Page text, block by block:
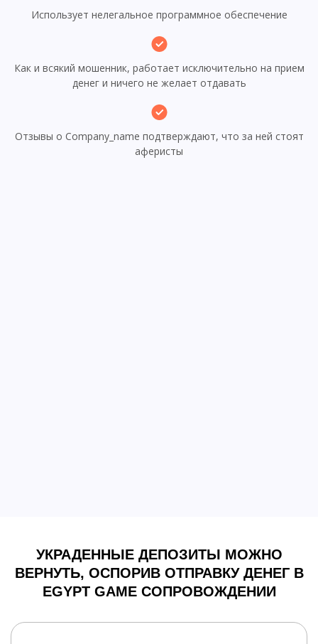
Использует нелегальное программное обеспечение
Как и всякий мошенник, работает исключительно на прием
денег и ничего не желает отдавать
Отзывы о Company_name подтверждают, что за ней стоят
аферисты
УКРАДЕННЫЕ ДЕПОЗИТЫ МОЖНО
ВЕРНУТЬ, ОСПОРИВ ОТПРАВКУ ДЕНЕГ В
EGYPT GAME СОПРОВОЖДЕНИИ